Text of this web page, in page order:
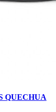
QUECHUA